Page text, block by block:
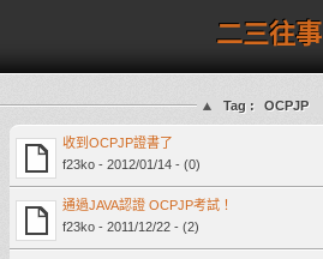
二三往事
Tag : OCPJP
收到OCPJP證書了
f23ko - 2012/01/14 - (0)
通過JAVA認證 OCPJP考試！
f23ko - 2011/12/22 - (2)